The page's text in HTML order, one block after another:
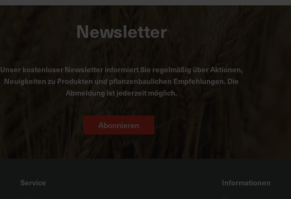
Newsletter
Unser kostenloser Newsletter informiert Sie regelmäßig über Aktionen,
Neuigkeiten zu Produkten und pflanzenbaulichen Empfehlungen. Die
Abmeldung ist jederzeit möglich.
Abonnieren
Service Informationen